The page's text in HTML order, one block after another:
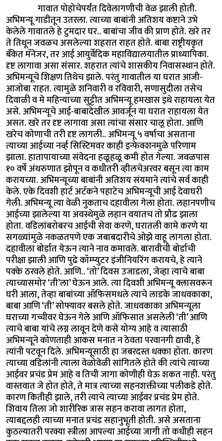
गावात पोहोचेपर्यंत दिवेलागणीची वेळ झाली होती.
अभिमन्यू गाडीतून उतरला. त्याच्या बाबांनी अतिशय कष्टाने उभे
केलेले गावातले हे टुमदार घर.. बाबांचा जीव की प्राण होते. खरे तर
ते तिथून जवळच असलेल्या शहरात राहत होते. बाबा राष्ट्रीयकृत
बँकेत मॅनेजर, तर आई आयुर्वेदिक महाविद्यालयातील प्राध्यापिका.
दृष्ट लागावा असा संसार. शहरात त्यांचे शासकीय निवासस्थान होते.
अभिमन्यूचे शिक्षण तिथेच झाले. परंतु गावातील या घरात आजी-
आजोबा राहत. त्यामुळे शनिवारी व रविवारी, सणासुदीला तसेच
दिवाळी व मे महिन्याच्या सुट्टीत अभिमन्यू हमखास इथे राहायला येत
असे. अभिमन्यूचे आई-बाबादेखील आवर्जून या घरात राहायला येत
असत. खरे तर दृष्ट लागावा असा त्यांचा संसार चालू होता. आणि
खरेच कोणाची तरी दृष्ट लागली.. अभिमन्यू ५ वर्षाचा असताना
त्याच्या आईच्या नर्व्ह सिस्टिमवर काही इन्फेक्शनमुळे परिणाम
झाला. हातापायाच्या संवेदना हळूहळू कमी होत गेल्या. जवळपास
१० वर्षे अंथरुणात झोपून व कधीतरी व्हीलचेअरवर बसून त्या काम
करायच्या. अभिमन्यूच्या बाबांनी अतिशय संयमाने त्यांचे सर्व काही
केले. एके दिवशी हार्ट अटॅकने पहाटेच अभिमन्यूची आई देवाघरी
गेली. अभिमन्यू त्या वेळी नुकताच दहावीला गेला होता. लहानपणीच
आईच्या झालेल्या या अवस्थेमुळे लहान वयातच तो प्रौढ झाला
होता. वडिलांबरोबरच आईची सेवा करणे, घरातली कामे करणे या
सगळ्यांमुळे नकळतपणे एक जबाबदारीचे ओझे वाहू लागला होता.
दहावीला बोर्डात येऊन त्याने नाव कमावले. बारावीची बोर्डाची
परीक्षा झाली आणि पुढे कॉम्प्युटर इंजीनियरिंग करायचे, हे त्याने
पक्के ठरवले होते. आणि.. ‘तो’ दिवस उजाडला, जेव्हा त्याचे बाबा
त्याच्यासमोर ‘ती’ला’ घेऊन आले. त्या दिवशी अभिमन्यू क्लासवरून
घरी आला, तेव्हा बाबांच्या ऑफिसमधले त्याचे लाडके जाधवकाका,
बाबा आणि ‘ती’ सोफ्यावर बसले होते. जाधवकाका अभिमन्यूला
घराच्या गच्चीवर घेऊन गेले आणि ऑफिसात असलेली ‘ती’ आणि
त्याचे बाबा यांचे लग्न लावून देणे कसे योग्य आहे व त्यासाठी
अभिमन्यूने कोणताही आकस मनात न ठेवता परवानगी द्यावी, हे
त्यांनी पटवून दिले. अभिमन्यूसाठी हा जबरदस्त धक्का होता. कारण
त्याच्या वडिलांनी त्याला वेळोवेळी सांगितले होते की त्यांचे त्याच्या
आईवर प्रचंड प्रेम आहे व तिची जागा कोणीही घेऊ शकत नाही. परंतु
वास्तवात जे होत होते, ते मात्र त्याच्या सहनशक्तीच्या पलीकडे होते.
कारण कितीही झाले, तरी त्याचे त्याच्या आईवर प्रचंड प्रेम होते.
शिवाय तिला जो शारीरिक त्रास सहन करावा लागत होता,
त्याबद्दलही त्याच्या मनात प्रचंड सहानुभूती होती. असे असताना
कुठल्यातरी परक्या स्त्रीला आपल्या आईच्या जागी तो कधीही सहन